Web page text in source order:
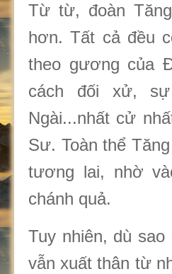
Từ từ, đoàn
hơn. Tất cả đều
theo gương của
cách đối xử,
Ngài...nhất cử
Sư. Toàn thể
tương lai, nhờ
chánh quả.
Tuy nhiên, dù
vẫn xuất thân từ